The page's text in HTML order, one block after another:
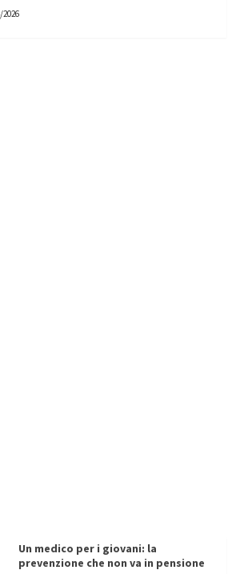
2026
Un medico per i giovani: la
prevenzione che non va in pensione